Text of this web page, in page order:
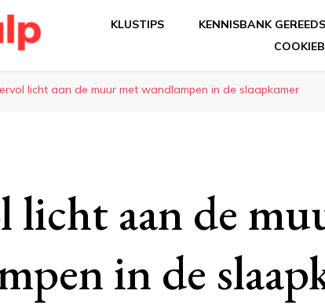
| Dé online
KLUSTIPS KENNISBANK
licht aan de muur met wandlampen in de slaapkamer
licht aan de
in de